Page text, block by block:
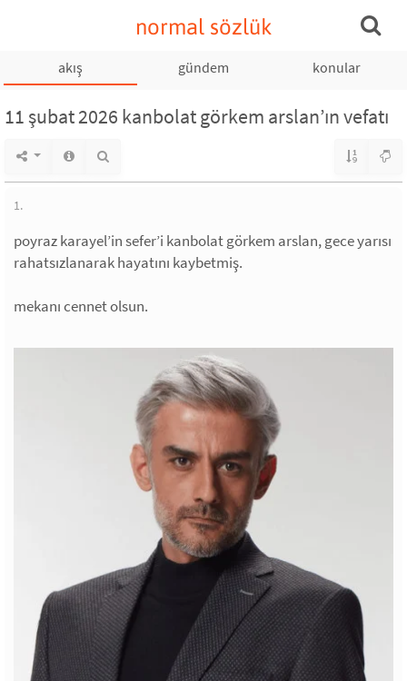
normal sözlük
akış gündem konular
11 şubat 2026 kanbolat görkem arslan’ın vefatı
1.
poyraz karayel’in sefer’i kanbolat görkem arslan, gece yarısı
rahatsızlanarak hayatını kaybetmiş.
mekanı cennet olsun.